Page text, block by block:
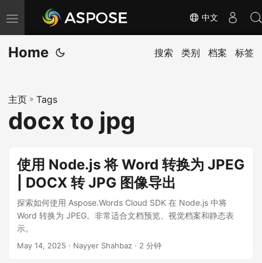
切
换
导
中文
Home 搜索 类别 档案 标签
主页 » Tags
docx to jpg
使用 Node.js 将 Word 转换为 JPEG
| DOCX 转 JPG 图像导出
探索如何使用 Aspose.Words Cloud SDK 在 Node.js 中将
Word 转换为 JPEG。非常适合文档预览、视觉档案和静态表
示。
May 14, 2025 · Nayyer Shahbaz · 2 分钟